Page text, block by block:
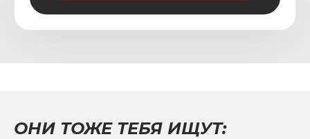
ОНИ ТОЖЕ ТЕБЯ ИЩУТ: